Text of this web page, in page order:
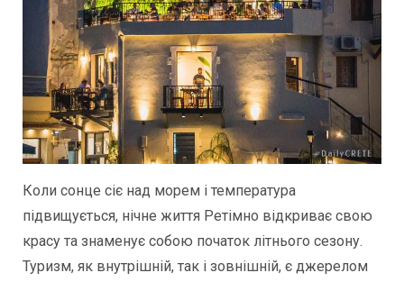
Коли сонце сіє над морем і температура
підвищується, нічне життя Ретімно відкриває свою
красу та знаменує собою початок літнього сезону.
Туризм, як внутрішній, так і зовнішній, є джерелом